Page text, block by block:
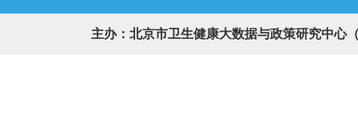
主办：北京市卫生健康大数据与政策研究中心